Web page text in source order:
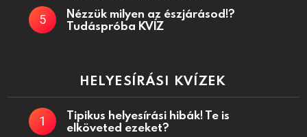
Nézzük milyen az észjárásod!?
Tudáspróba KVÍZ
HELYESÍRÁSI KVÍZEK
Tipikus helyesírási hibák! Te is
elköveted ezeket?